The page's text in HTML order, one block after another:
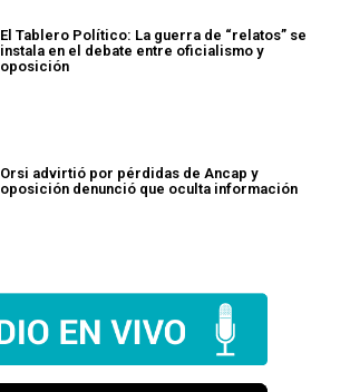
El Tablero Político: La guerra de “relatos” se
instala en el debate entre oficialismo y
oposición
Orsi advirtió por pérdidas de Ancap y
oposición denunció que oculta información